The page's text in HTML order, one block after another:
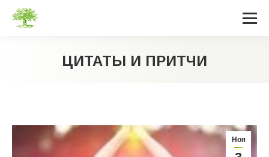
ЦИТАТЫ И ПРИТЧИ
Ноя